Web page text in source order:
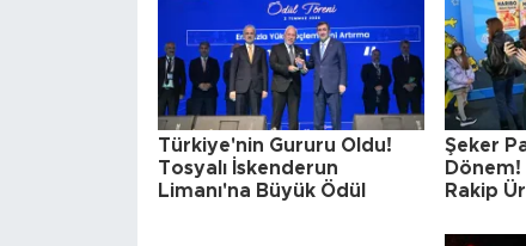
Türkiye'nin Gururu Oldu!
Tosyalı İskenderun
Limanı'na Büyük Ödül
Şeker
Dönem!
Rakip